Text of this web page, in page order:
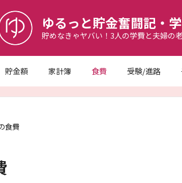
ゆるっと貯金奮闘記・
貯めなきゃヤバい！3人の学費と夫婦の
貯金額 家計簿 食費 受験/進路
食費